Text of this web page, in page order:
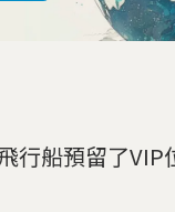
行船預留了VIP